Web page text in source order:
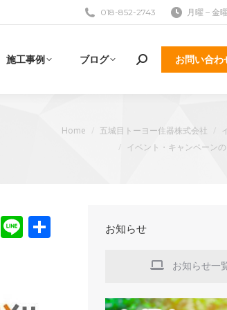
018-852-2743 月曜 – 金
施工事例 ブログ
検
お問い合わ
Home 五城目トーヨー住器株式会社
イベント・キャンペーン
Facebook
Line お知らせ
お知らせ一